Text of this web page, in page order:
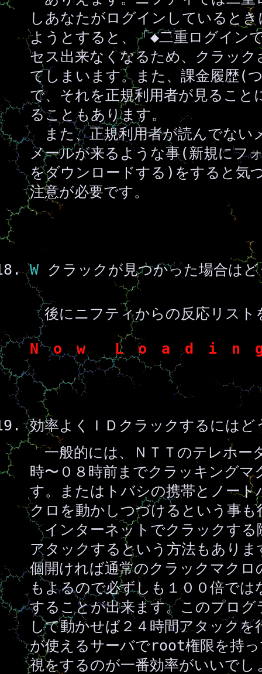
しあなたがログインしていると
ようとすると、「◆二重ログイン
セス出来なくなるため、クラッ
てしまいます。また、課金履歴(
で、それを正規利用者が見るこ
ることもあります。
また、正規利用者が読んでない
メールが来るような事(新規にフ
をダウンロードする)をすると気
注意が必要です。
W クラックが見つかった場合は
後にニフティからの反応リスト
N o w L o a d i n
効率よくＩＤクラックするにはど
一般的には、ＮＴＴのテレホー
時〜０８時前までクラッキング
す。またはトバシの携帯とノー
クロを動かしつづけるという事
インターネットでクラックする
アタックするという方法もあり
個開ければ通常のクラックマク
もよるので必ずしも１００倍で
することが出来ます。このプロ
して動かせば２４時間アタック
が使えるサーバでroot権限を持
視をするのが一番効率がいいでし